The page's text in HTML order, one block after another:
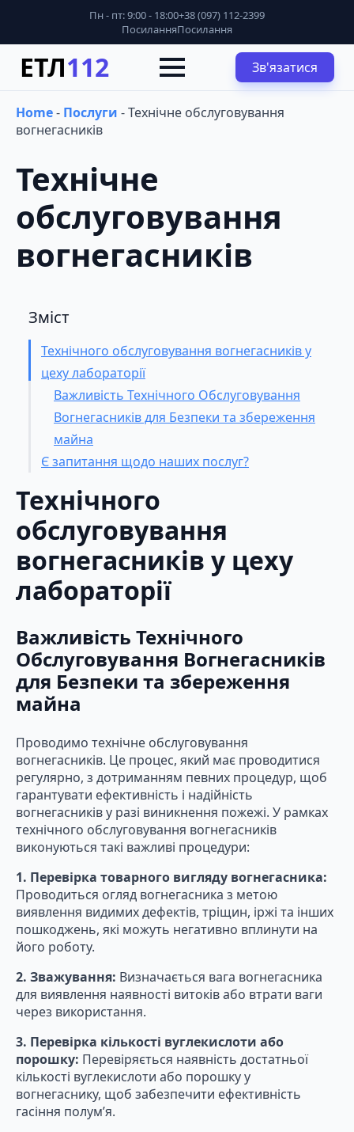
Пн - пт: 9:00 - 18:00+38 (097) 112-2399
ПосиланняПосилання
ЕТЛ112 Зв'язатися
Home- Послуги -Технічне обслуговування
вогнегасників
Технічне
обслуговування
вогнегасників
Зміст
Технічного обслуговування вогнегасників у
цеху лабораторії
Важливість Технічного Обслуговування
Вогнегасників для Безпеки та збереження
майна
Є запитання щодо наших послуг?
Технічного
обслуговування
вогнегасників у цеху
лабораторії
Важливість Технічного
Обслуговування Вогнегасників
для Безпеки та збереження
майна
Проводимо технічне обслуговування
вогнегасників. Це процес, який має проводитися
регулярно, з дотриманням певних процедур, щоб
гарантувати ефективність і надійність
вогнегасників у разі виникнення пожежі. У рамках
технічного обслуговування вогнегасників
виконуються такі важливі процедури:
1. Перевірка товарного вигляду вогнегасника:
Проводиться огляд вогнегасника з метою
виявлення видимих дефектів, тріщин, іржі та інших
пошкоджень, які можуть негативно вплинути на
його роботу.
2. Зважування: Визначається вага вогнегасника
для виявлення наявності витоків або втрати ваги
через використання.
3. Перевірка кількості вуглекислоти або
порошку: Перевіряється наявність достатньої
кількості вуглекислоти або порошку у
вогнегаснику, щоб забезпечити ефективність
гасіння полум’я.